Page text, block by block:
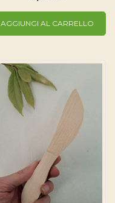
AGGIUNGI AL CARRELLO